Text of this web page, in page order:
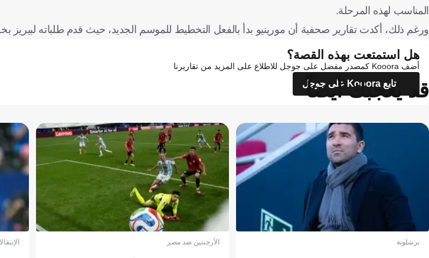
المناسب لهذه المرحلة.
ورغم ذلك، أكدت تقارير صحفية أن مورينيو بدأ بالفعل التخطيط للموسم الجديد، حيث قدم طلباته
هل استمتعت بهذه القصة؟
أضف Kooora كمصدر مفضل على جوجل للاطلاع على المزيد من تقاريرنا
تابع Kooora على جوجل
قد يعجبك أيضاً
برشلونة الأرجنتين ضد مصر